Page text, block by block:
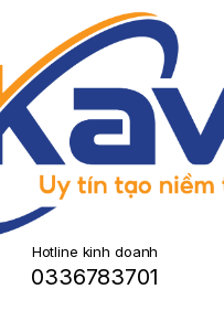
Hotline kinh doanh
0336783701